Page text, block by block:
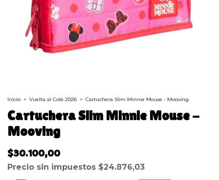
Inicio > Vuelta al Cole 2026 > Cartuchera Slim Minnie Mouse - Mooving
Cartuchera Slim Minnie Mouse -
Mooving
$30.100,00
Precio sin impuestos $24.876,03